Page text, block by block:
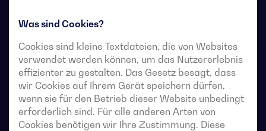
Was sind Cookies?
Cookies sind kleine Textdateien, die von Websites
verwendet werden können, um das Nutzererlebnis
effizienter zu gestalten. Das Gesetz besagt, dass
wir Cookies auf Ihrem Gerät speichern dürfen,
wenn sie für den Betrieb dieser Website unbedingt
erforderlich sind. Für alle anderen Arten von
Cookies benötigen wir Ihre Zustimmung. Diese
4-polige, ferngesteuerte Umschalter mit voll sichtbarer
Unterbrechung. Sie ermöglichen die Lastumschaltung
von zwei Drehstromquellen über potentialfreie
Fernkontakte von einer externen automatischen